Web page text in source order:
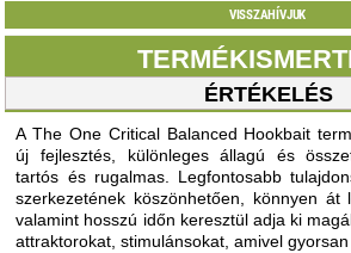
VISSZAHÍVJUK
ÉRTÉKELÉS
A The One Critical Balanced Hookbait
új fejlesztés, különleges állagú és
tartós és rugalmas. Legfontosabb
szerkezetének köszönhetően, könnyen át
valamint hosszú időn keresztül adja ki
attraktorokat, stimulánsokat, amivel